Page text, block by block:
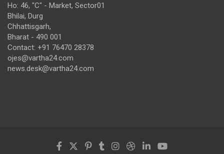
Ho: 46, "C" - Market, Sector01
Bhilai, Durg
Chhattisgarh,
Bharat - 490 001
Contact: +91 76470 28378
ojes@vartha24.com
news.desk@vartha24.com